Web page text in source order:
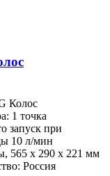
Колос
1 точка
запуск при
10 л/мин
565 х 290 х 221 мм
Россия